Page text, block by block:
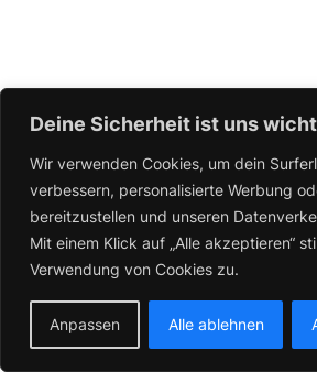
Deine Sicherheit ist uns
Wir verwenden Cookies, um dein
verbessern, personalisierte Werbung
bereitzustellen und unseren
Mit einem Klick auf „Alle akzeptieren“
Verwendung von Cookies zu.
Anpassen Alle ablehnen